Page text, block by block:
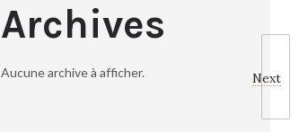
Next
Archives
Aucune archive à afficher.